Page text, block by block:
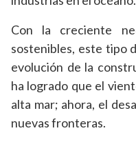
Con la creciente
sostenibles, este tipo
evolución de la
ha logrado que el
alta mar; ahora, el
nuevas fronteras.